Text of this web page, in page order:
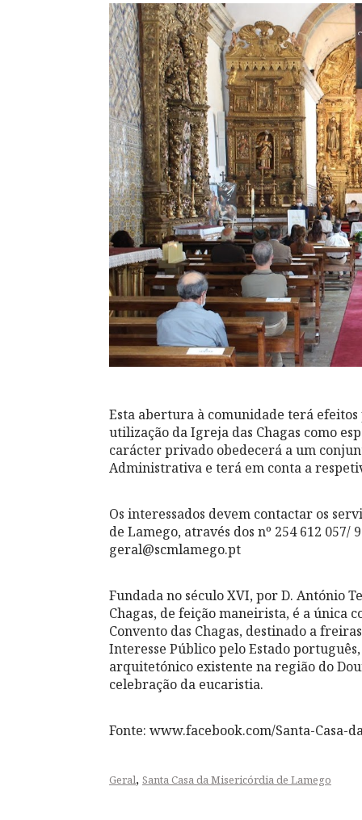
Esta abertura à comunidade terá
utilização da Igreja das Chagas como
carácter privado obedecerá a um
Administrativa e terá em conta a
Os interessados devem contactar os
de Lamego, através dos nº 254 612 057/
geral@scmlamego.pt
Fundada no século XVI, por D. António
Chagas, de feição maneirista, é a única
Convento das Chagas, destinado a
Interesse Público pelo Estado
arquitetónico existente na região do
celebração da eucaristia.
Fonte: www.facebook.com/Santa-Casa-
Geral, Santa Casa da Misericórdia de Lamego